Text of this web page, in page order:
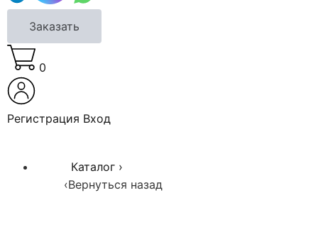
Заказать
0
Регистрация Вход
Каталог ›
‹Вернуться назад